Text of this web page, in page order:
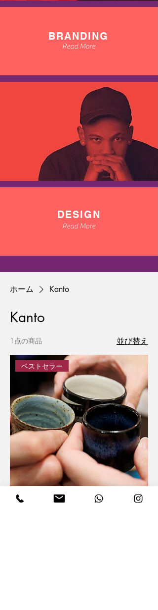
BRANDING
Read More
DESIGN
Read More
ホーム Kanto
Kanto
1点の商品 並び替え
ベストセラー